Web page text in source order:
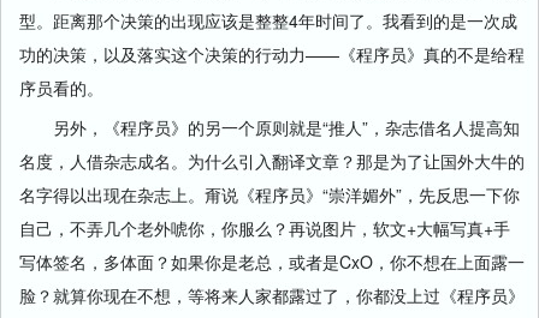
型。距离那个决策的出现应该是整整4年时间了。我看到的是一次成
功的决策，以及落实这个决策的行动力——《程序员》真的不是给程
序员看的。
另外，《程序员》的另一个原则就是“推人”，杂志借名人提高知
名度，人借杂志成名。为什么引入翻译文章？那是为了让国外大牛的
名字得以出现在杂志上。甭说《程序员》“崇洋媚外”，先反思一下你
自己，不弄几个老外唬你，你服么？再说图片，软文+大幅写真+手
写体签名，多体面？如果你是老总，或者是CxO，你不想在上面露一
脸？就算你现在不想，等将来人家都露过了，你都没上过《程序员》